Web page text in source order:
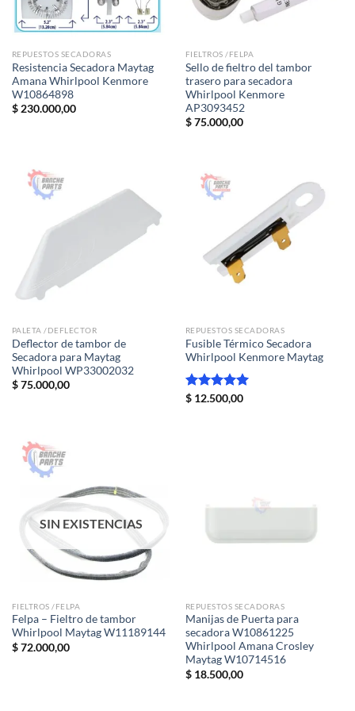
REPUESTOS SECADORAS
Resistencia Secadora Maytag
Amana Whirlpool Kenmore
W10864898
$230.000,00
FIELTROS /FELPA
Sello de fieltro del tambor
trasero para secadora
Whirlpool Kenmore
AP3093452
$75.000,00
PALETA /DEFLECTOR
Deflector de tambor de
Secadora para Maytag
Whirlpool WP33002032
$75.000,00
REPUESTOS SECADORAS
Fusible Térmico Secadora
Whirlpool Kenmore Maytag
Valorado
$12.500,00
SIN EXISTENCIAS
FIELTROS /FELPA
Felpa – Fieltro de tambor
Whirlpool Maytag W11189144
$72.000,00
REPUESTOS SECADORAS
Manijas de Puerta para
secadora W10861225
Whirlpool Amana Crosley
Maytag W10714516
$18.500,00